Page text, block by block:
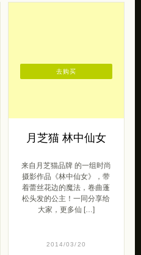
月芝猫 林中仙女
来自月芝猫品牌 的一组时尚
摄影作品《林中仙女》，带
着蕾丝花边的魔法，卷曲蓬
松头发的公主！一同分享给
大家，更多仙 […]
2014/03/20
去购买